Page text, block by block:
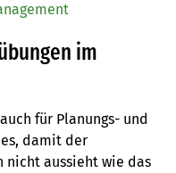
im
für Planungs- und
damit der
nicht aussieht wie das